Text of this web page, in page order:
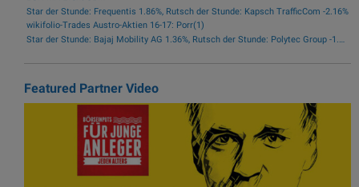
Star der Stunde: Frequentis 1.86%, Rutsch der Stunde: Kapsch TrafficCom -2.16%
wikifolio-Trades Austro-Aktien 16-17: Porr(1)
Star der Stunde: Bajaj Mobility AG 1.36%, Rutsch der Stunde: Polytec Group -1.81%
Featured Partner Video